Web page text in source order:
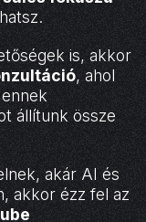
is, akkor
, ahol
állítunk össze
akár AI és
akkor ézz fel az